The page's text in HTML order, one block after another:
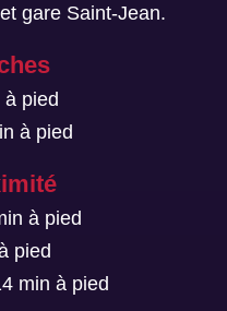
gare Saint-Jean.
à pied
à pied
à pied
pied
min à pied